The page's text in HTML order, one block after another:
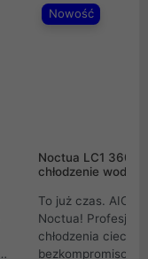
Nowość
Noctua LC1
chłodzenie wodne
To już czas. AIO
Noctua!
chłodzenia cieczą